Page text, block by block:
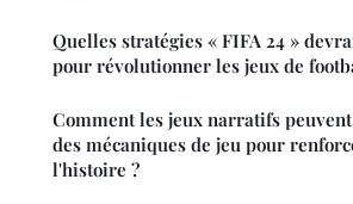
Quelles stratégies « FIFA 24 »
pour révolutionner les jeux de
Comment les jeux narratifs
des mécaniques de jeu pour
l'histoire ?